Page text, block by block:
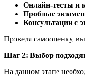
Онлайн-тесты и
Пробные
Консультации с
Проведя самооценку,
Шаг 2: Выбор
На данном этапе